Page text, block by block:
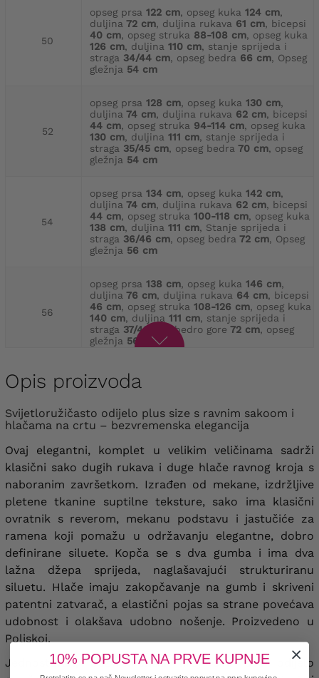
50
opseg prsa 122 cm, opseg kuka 124 cm,
duljina 72 cm, duljina rukava 61 cm, bicepsi
40 cm, opseg struka 88-108 cm, opseg kuka
126 cm, duljina 110 cm, stanje sprijeda i
straga 34/44 cm, opseg bedra 66 cm, Opseg
gležnja 54 cm
52
opseg prsa 128 cm, opseg kuka 130 cm,
duljina 74 cm, duljina rukava 62 cm, bicepsi
44 cm, opseg struka 94-114 cm, opseg kuka
130 cm, duljina 111 cm, stanje sprijeda i
straga 35/45 cm, opseg bedra 70 cm, opseg
gležnja 54 cm
54
opseg prsa 134 cm, opseg kuka 142 cm,
duljina 74 cm, duljina rukava 62 cm, bicepsi
44 cm, opseg struka 100-118 cm, opseg kuka
138 cm, duljina 111 cm, Stanje sprijeda i
straga 36/46 cm, opseg bedra 72 cm, Opseg
gležnja 56 cm
56
opseg prsa 138 cm, opseg kuka 146 cm,
duljina 76 cm, duljina rukava 64 cm, bicepsi
46 cm, opseg struka 108-126 cm, opseg kuka
140 cm, duljina 111 cm, stanje sprijeda i
straga 37/48 cm , bedro gore 72 cm, opseg
gležnja 56 cm
Opis proizvoda
Svijetloružičasto odijelo plus size s ravnim sakoom i
hlačama na crtu – bezvremenska elegancija
Ovaj elegantni, komplet u velikim veličinama sadrži
klasični sako dugih rukava i duge hlače ravnog kroja s
naboranim završetkom. Izrađen od mekane, izdržljive
pletene tkanine suptilne teksture,
sako ima klasični
ovratnik s reverom, mekanu podstavu i jastučiće za
ramena koji pomažu u održavanju elegantne, dobro
definirane siluete. Kopča se s dva gumba i ima dva
lažna džepa sprijeda, naglašavajući strukturiranu
siluetu. Hlače imaju zakopčavanje na gumb i skriveni
patentni zatvarač, a elastični pojas sa strane povećava
udobnost i olakšava udobno nošenje. Proizvedeno u
Poljskoj.
Jednostavan, bezvremenski kroj čini ovo odijelo
10% POPUSTA NA PRVE KUPNJE